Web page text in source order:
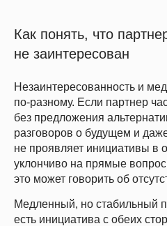
Как понять, что
не заинтересован
Незаинтересованность и
по-разному. Если партнер
без предложения
разговоров о будущем и
не проявляет инициативы в
уклончиво на прямые
это может говорить об
Медленный, но стабильный
есть инициатива с обеих